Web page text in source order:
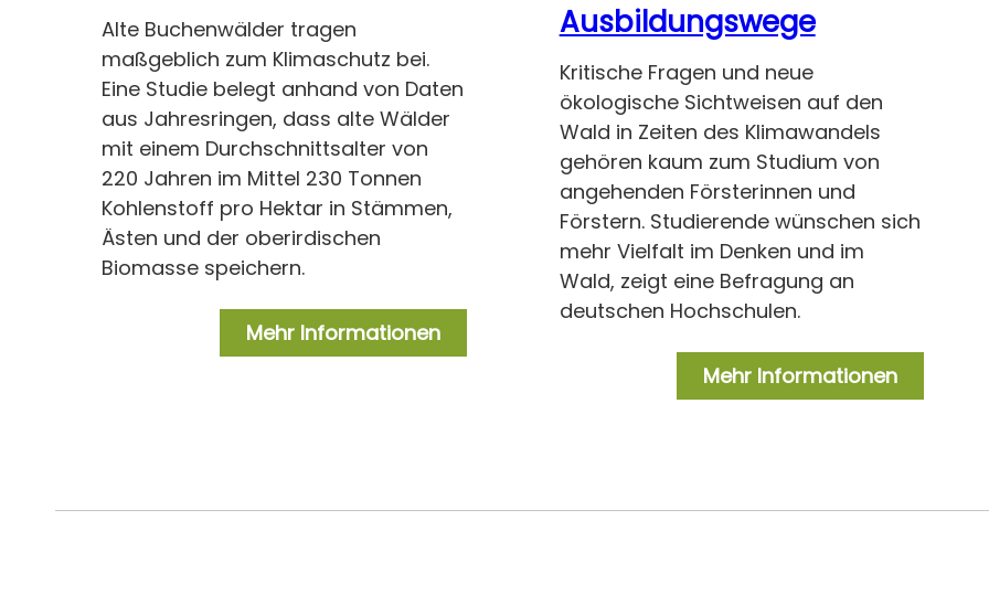
Alte Buchenwälder tragen
maßgeblich zum Klimaschutz bei.
Eine Studie belegt anhand von Daten
aus Jahresringen, dass alte Wälder
mit einem Durchschnittsalter von
220 Jahren im Mittel 230 Tonnen
Kohlenstoff pro Hektar in Stämmen,
Ästen und der oberirdischen
Biomasse speichern.
Mehr Informationen
Ausbildungswege
Kritische Fragen und neue
ökologische Sichtweisen auf den
Wald in Zeiten des Klimawandels
gehören kaum zum Studium von
angehenden Försterinnen und
Förstern. Studierende wünschen sich
mehr Vielfalt im Denken und im
Wald, zeigt eine Befragung an
deutschen Hochschulen.
Mehr Informationen